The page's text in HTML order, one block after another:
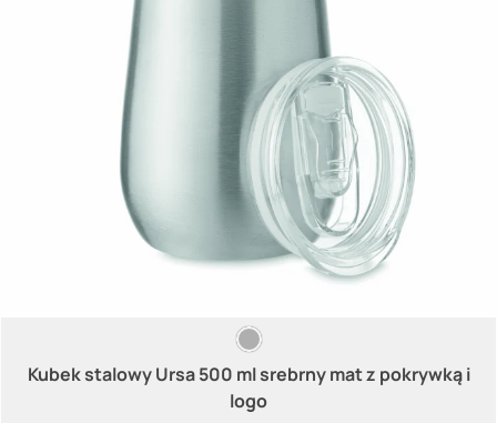
Kubek stalowy Ursa 500 ml srebrny mat z pokrywką i
logo